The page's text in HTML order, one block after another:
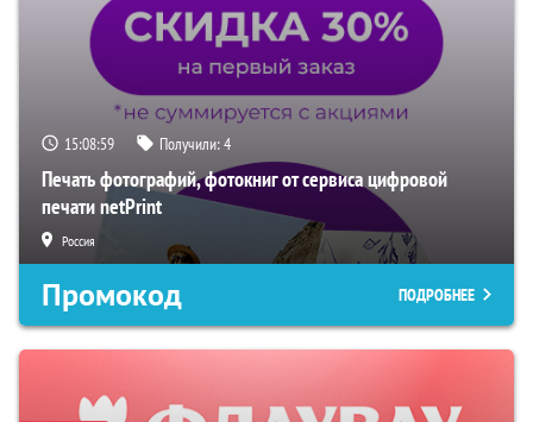
15:08:58 Получили:4
Печать фотографий, фотокниг от сервиса цифровой
печати netPrint
Россия
Промокод ПОДРОБНЕЕ